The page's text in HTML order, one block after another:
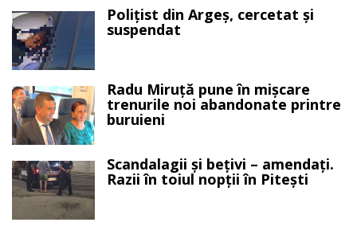
Polițist din Argeș, cercetat și
suspendat
Radu Miruță pune în mișcare
trenurile noi abandonate printre
buruieni
Scandalagii și bețivi – amendați.
Razii în toiul nopții în Pitești